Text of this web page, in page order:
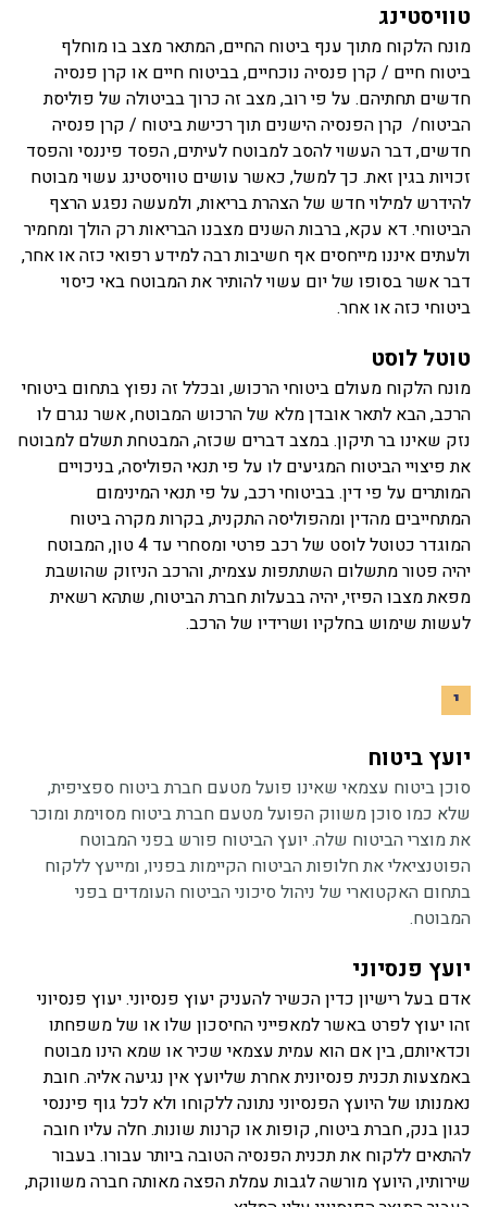
טוויסטינג
מונח הלקוח מתוך ענף ביטוח החיים, המתאר מצב בו מוחלף
ביטוח חיים / קרן פנסיה נוכחיים, בביטוח חיים או קרן פנסיה
חדשים תחתיהם. על פי רוב, מצב זה כרוך בביטולה של פוליסת
הביטוח/ קרן הפנסיה הישנים תוך רכישת ביטוח / קרן פנסיה
חדשים, דבר העשוי להסב למבוטח לעיתים, הפסד פיננסי והפסד
זכויות בגין זאת. כך למשל, כאשר עושים טוויסטינג עשוי מבוטח
להידרש למילוי חדש של הצהרת בריאות, ולמעשה נפגע הרצף
הביטוחי. דא עקא, ברבות השנים מצבנו הבריאות רק הולך ומחמיר
ולעתים איננו מייחסים אף חשיבות רבה למידע רפואי כזה או אחר,
דבר אשר בסופו של יום עשוי להותיר את המבוטח באי כיסוי
ביטוחי כזה או אחר.
טוטל לוסט
מונח הלקוח מעולם ביטוחי הרכוש, ובכלל זה נפוץ בתחום ביטוחי
הרכב, הבא לתאר אובדן מלא של הרכוש המבוטח, אשר נגרם לו
נזק שאינו בר תיקון. במצב דברים שכזה, המבטחת תשלם למבוטח
את פיצויי הביטוח המגיעים לו על פי תנאי הפוליסה, בניכויים
המותרים על פי דין. בביטוחי רכב, על פי תנאי המינימום
המתחייבים מהדין ומהפוליסה התקנית, בקרות מקרה ביטוח
המוגדר כטוטל לוסט של רכב פרטי ומסחרי עד 4 טון, המבוטח
יהיה פטור מתשלום השתתפות עצמית, והרכב הניזוק שהושבת
מפאת מצבו הפיזי, יהיה בבעלות חברת הביטוח, שתהא רשאית
לעשות שימוש בחלקיו ושרידיו של הרכב.
י
יועץ ביטוח
סוכן ביטוח עצמאי שאינו פועל מטעם חברת ביטוח ספציפית,
שלא כמו סוכן משווק הפועל מטעם חברת ביטוח מסוימת ומוכר
את מוצרי הביטוח שלה. יועץ הביטוח פורש בפני המבוטח
הפוטנציאלי את חלופות הביטוח הקיימות בפניו, ומייעץ ללקוח
בתחום האקטוארי של ניהול סיכוני הביטוח העומדים בפני
המבוטח.
יועץ פנסיוני
אדם בעל רישיון כדין הכשיר להעניק יעוץ פנסיוני. יעוץ פנסיוני
זהו יעוץ לפרט באשר למאפייני החיסכון שלו או של משפחתו
וכדאיותם, בין אם הוא עמית עצמאי שכיר או שמא הינו מבוטח
באמצעות תכנית פנסיונית אחרת שליועץ אין נגיעה אליה. חובת
נאמנותו של היועץ הפנסיוני נתונה ללקוחו ולא לכל גוף פיננסי
כגון בנק, חברת ביטוח, קופות או קרנות שונות. חלה עליו חובה
להתאים ללקוח את תכנית הפנסיה הטובה ביותר עבורו. בעבור
שירותיו, היועץ מורשה לגבות עמלת הפצה מאותה חברה משווקת,